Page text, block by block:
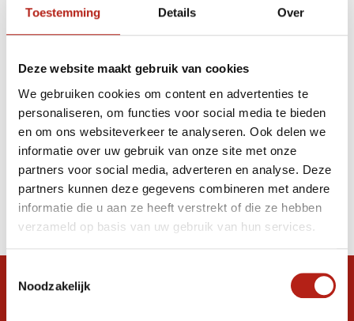
Toestemming Details Over
Deze website maakt gebruik van cookies
We gebruiken cookies om content en advertenties te
personaliseren, om functies voor social media te bieden
en om ons websiteverkeer te analyseren. Ook delen we
informatie over uw gebruik van onze site met onze
partners voor social media, adverteren en analyse. Deze
partners kunnen deze gegevens combineren met andere
informatie die u aan ze heeft verstrekt of die ze hebben
verzameld op basis van uw gebruik van hun services.
Noodzakelijk
Apply filters
Producten getagd met
Basic handbeschermers
Producten
Filter
Sorteren op
Snel antwoord op je vraag?